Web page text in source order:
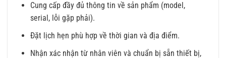
Cung cấp đầy đủ thông tin về sản phẩm (model,
serial, lỗi gặp phải).
Đặt lịch hẹn phù hợp về thời gian và địa điểm.
Nhận xác nhận từ nhân viên và chuẩn bị sẵn thiết bị,